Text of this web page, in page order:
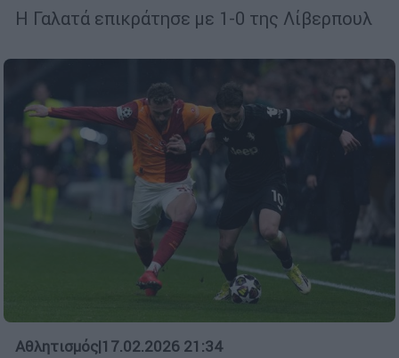
Η Γαλατά επικράτησε με 1-0 της Λίβερπουλ
Αθλητισμός|17.02.2026 21:34